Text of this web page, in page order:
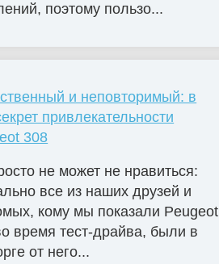
поэтому пользо...
и неповторимый: в
привлекательности
308
не может не нравиться:
все из наших друзей и
кому мы показали Peugeot
время тест-драйва, были в
от него...